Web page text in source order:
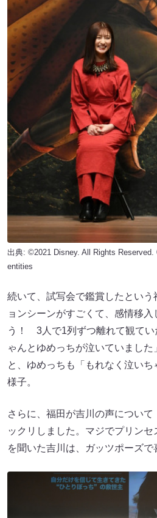
出典: ©2021 Disney. All Rights
entities
続いて、試写会で鑑賞したとい
ョンシーンがすごくて、感情移
う！ 3人で1列ずつ離れて観てい
ゃんとゆめっちが泣いていました
と、ゆめっちも「もれなく泣い
様子。
さらに、福田が吉川の声につい
ックリしました。マジでプリン
を聞いた吉川は、ガッツポーズで